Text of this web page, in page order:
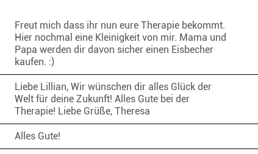
Freut mich dass ihr nun eure Therapie bekommt.
Hier nochmal eine Kleinigkeit von mir. Mama und
Papa werden dir davon sicher einen Eisbecher
kaufen. :)
Liebe Lillian, Wir wünschen dir alles Glück der
Welt für deine Zukunft! Alles Gute bei der
Therapie! Liebe Grüße, Theresa
Alles Gute!